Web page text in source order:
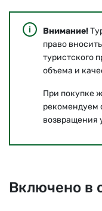
Внимание!
право
туристского
объема и
При покупке
рекомендуем
возвращения
Включено в